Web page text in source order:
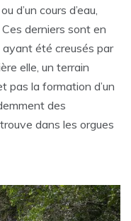
d’un cours d’eau,
derniers sont en
été creusés par
elle, un terrain
pas la formation d’un
des
dans les orgues